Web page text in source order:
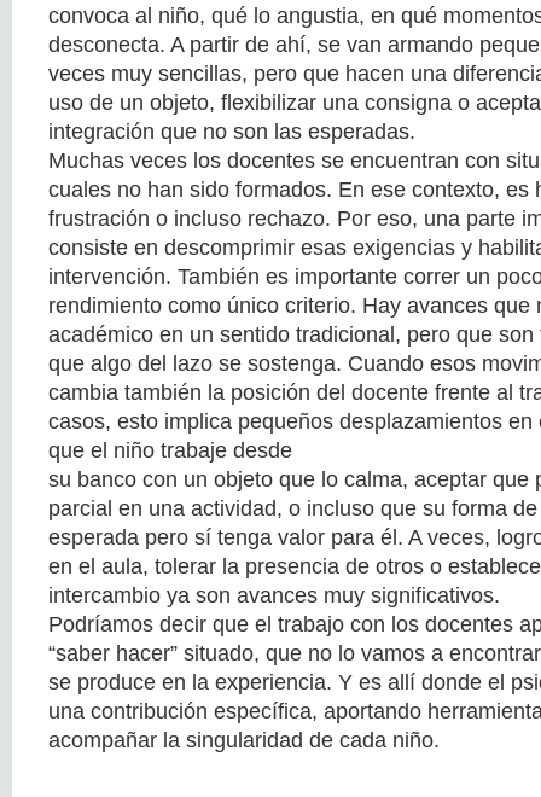
convoca al niño, qué lo angustia, en qué
desconecta. A partir de ahí, se van armando
veces muy sencillas, pero que hacen una
uso de un objeto, flexibilizar una consigna o
integración que no son las esperadas.
Muchas veces los docentes se encuentran con
cuales no han sido formados. En ese contexto, es
frustración o incluso rechazo. Por eso, una parte
consiste en descomprimir esas exigencias y
intervención. También es importante correr un
rendimiento como único criterio. Hay avances que
académico en un sentido tradicional, pero que
que algo del lazo se sostenga. Cuando esos
cambia también la posición del docente frente al
casos, esto implica pequeños desplazamientos
que el niño trabaje desde
su banco con un objeto que lo calma, aceptar que
parcial en una actividad, o incluso que su forma
esperada pero sí tenga valor para él. A veces,
en el aula, tolerar la presencia de otros o
intercambio ya son avances muy significativos.
Podríamos decir que el trabajo con los docentes
“saber hacer” situado, que no lo vamos a
se produce en la experiencia. Y es allí donde el
una contribución específica, aportando
acompañar la singularidad de cada niño.